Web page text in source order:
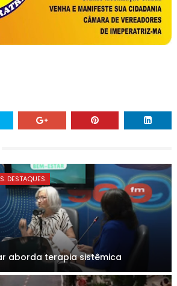
DESTAQUES.
aborda terapia sistêmica